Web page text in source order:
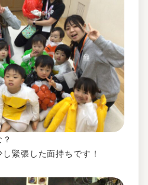
緊張した面持ちです！